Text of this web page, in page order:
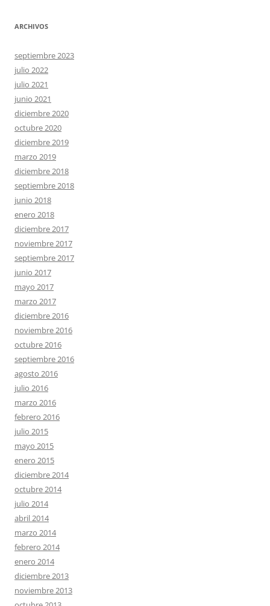
ARCHIVOS
septiembre 2023
julio 2022
julio 2021
junio 2021
diciembre 2020
octubre 2020
diciembre 2019
marzo 2019
diciembre 2018
septiembre 2018
junio 2018
enero 2018
diciembre 2017
noviembre 2017
septiembre 2017
junio 2017
mayo 2017
marzo 2017
diciembre 2016
noviembre 2016
octubre 2016
septiembre 2016
agosto 2016
julio 2016
marzo 2016
febrero 2016
julio 2015
mayo 2015
enero 2015
diciembre 2014
octubre 2014
julio 2014
abril 2014
marzo 2014
febrero 2014
enero 2014
diciembre 2013
noviembre 2013